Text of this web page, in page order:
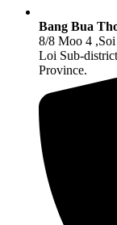
Bang Bua
8/8 Moo 4
Loi Sub-
Province.